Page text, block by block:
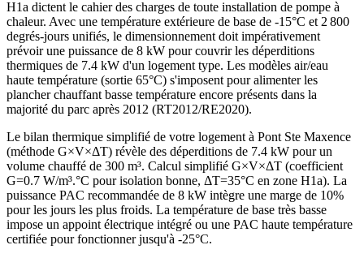
H1a dictent le cahier des charges de toute installation de pompe à
chaleur. Avec une température extérieure de base de -15°C et 2 800
degrés-jours unifiés, le dimensionnement doit impérativement
prévoir une puissance de 8 kW pour couvrir les déperditions
thermiques de 7.4 kW d'un logement type. Les modèles air/eau
haute température (sortie 65°C) s'imposent pour alimenter les
plancher chauffant basse température encore présents dans la
majorité du parc après 2012 (RT2012/RE2020).
Le bilan thermique simplifié de votre logement à Pont Ste Maxence
(méthode G×V×ΔT) révèle des déperditions de 7.4 kW pour un
volume chauffé de 300 m³. Calcul simplifié G×V×ΔT (coefficient
G=0.7 W/m³.°C pour isolation bonne, ΔT=35°C en zone H1a). La
puissance PAC recommandée de 8 kW intègre une marge de 10%
pour les jours les plus froids. La température de base très basse
impose un appoint électrique intégré ou une PAC haute température
certifiée pour fonctionner jusqu'à -25°C.